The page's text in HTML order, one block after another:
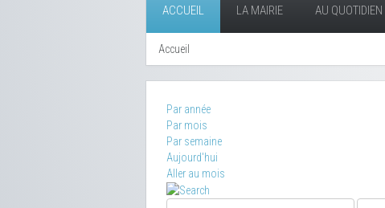
ACCUEIL LA MAIRIE AU QUOTIDIEN
Accueil
Par année
Par mois
Par semaine
Aujourd'hui
Aller au mois